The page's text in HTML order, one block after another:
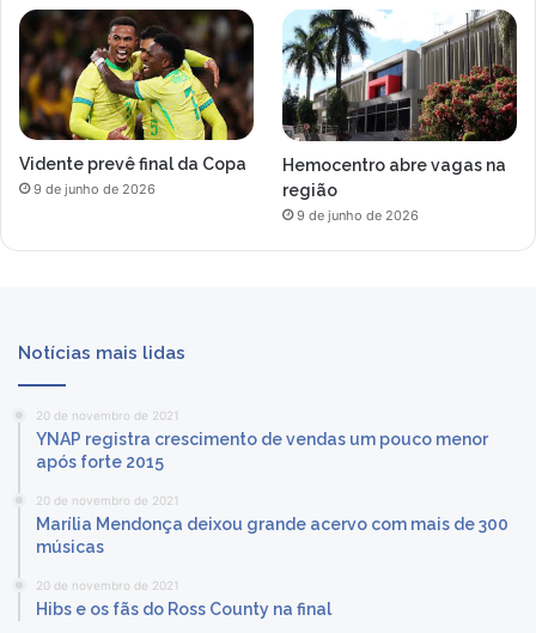
Vidente prevê final da Copa
9 de junho de 2026
Hemocentro abre vagas na
região
9 de junho de 2026
Notícias mais lidas
20 de novembro de 2021
YNAP registra crescimento de vendas um pouco menor
após forte 2015
20 de novembro de 2021
Marília Mendonça deixou grande acervo com mais de 300
músicas
20 de novembro de 2021
Hibs e os fãs do Ross County na final